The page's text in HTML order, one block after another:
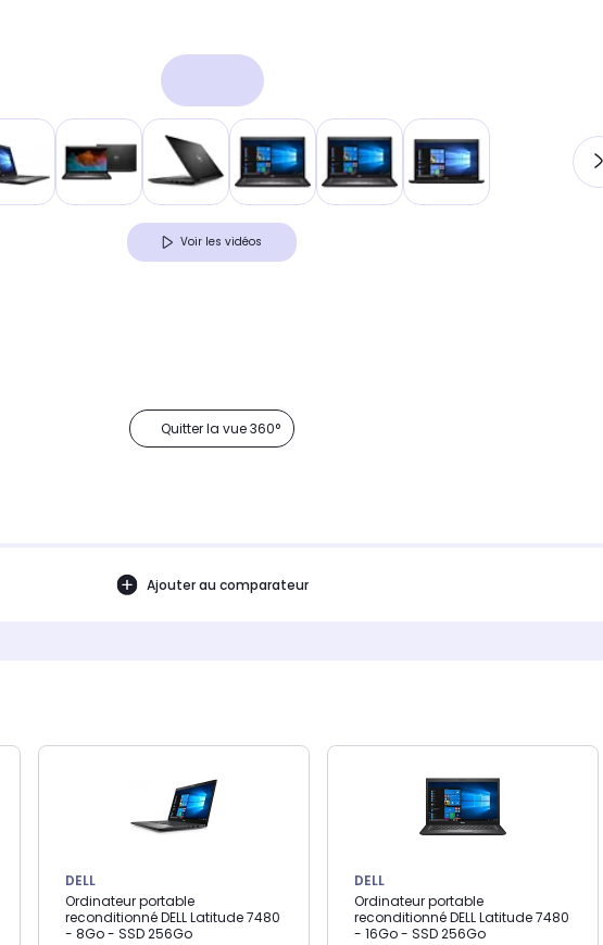
Voir les vidéos
Quitter la vue 360°
Ajouter au comparateur
DELL
Ordinateur portable
reconditionné DELL Latitude 7480
- 8Go - SSD 256Go
DELL
Ordinateur portable
reconditionné DELL Latitude 7480
- 16Go - SSD 256Go